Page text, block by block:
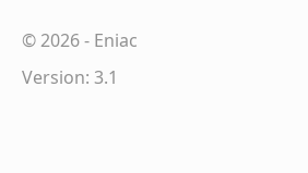
©2026- Eniac
Version: 3.1